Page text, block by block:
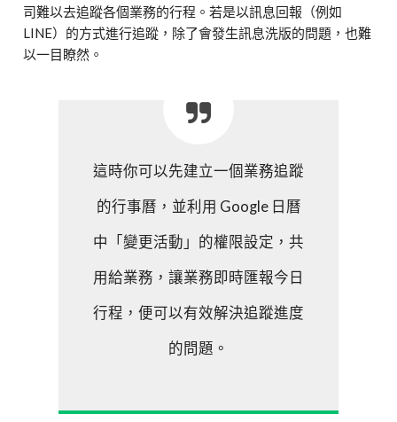
司難以去追蹤各個業務的行程。若是以訊息回報（例如
LINE）的方式進行追蹤，除了會發生訊息洗版的問題，也難
以一目瞭然。
這時你可以先建立一個業務追蹤
的行事曆，並利用 Google 日曆
中「變更活動」的權限設定，共
用給業務，讓業務即時匯報今日
行程，便可以有效解決追蹤進度
的問題。